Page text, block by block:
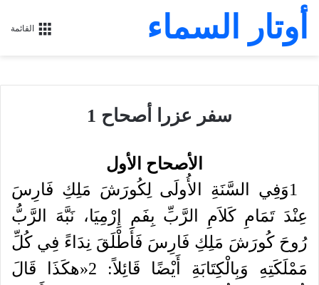
القائمة أوتار السماء
سفر عزرا أصحاح 1
الأصحاح الأول
1وَفِي السَّنَةِ الأُولَى لِكُورَشَ مَلِكِ فَارِسَ
عِنْدَ تَمَامِ كَلاَمِ الرَّبِّ بِفَمِ إِرْمِيَا، نَبَّهَ
الرَّبُّ
رُوحَ كُورَشَ مَلِكِ فَارِسَ فَأَطْلَقَ نِدَاءً فِي كُلِّ
مَمْلَكَتِهِ
وَبِالْكِتَابَةِ أَيْضًا قَائِلاً:
2
«هكَذَا
قَالَ